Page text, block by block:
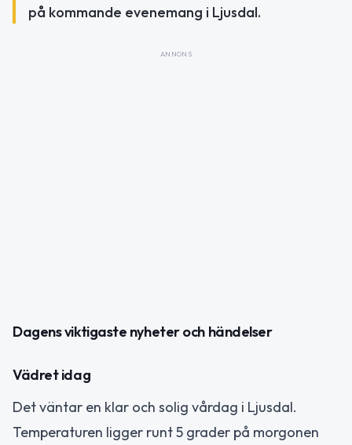
på kommande evenemang i Ljusdal.
ANNONS
Dagens viktigaste nyheter och händelser
Vädret idag
Det väntar en klar och solig vårdag i Ljusdal.
Temperaturen ligger runt 5 grader på morgonen